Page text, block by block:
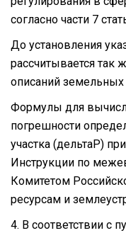
согласно части 7
До установления
рассчитывается так
описаний земельных
Формулы для
погрешности
участка (дельтаP)
Инструкции по
Комитетом
ресурсам и
4. В соответствии с